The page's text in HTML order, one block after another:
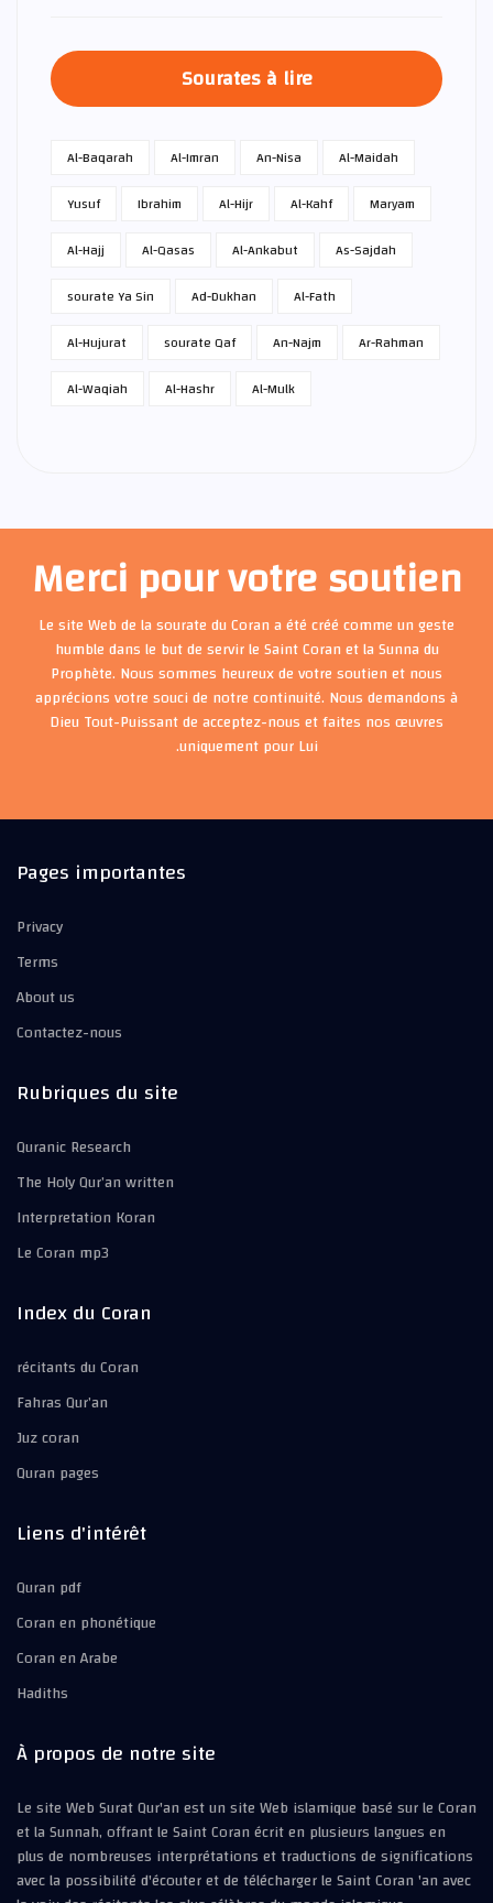
Sourates à lire
Al-Baqarah Al-Imran An-Nisa
Al-Maidah
Yusuf
Ibrahim Al-Hijr Al-Kahf
Maryam
Al-Hajj
Al-Qasas Al-Ankabut
As-Sajdah
sourate Ya Sin
Ad-Dukhan
Al-Fath
Al-Hujurat
sourate Qaf An-Najm
Ar-Rahman
Al-Waqiah
Al-Hashr Al-Mulk
Merci pour votre soutien
Le site Web de la sourate du Coran a été créé comme un geste
humble dans le but de servir le Saint Coran et la Sunna du
Prophète. Nous sommes heureux de votre soutien et nous
apprécions votre souci de notre continuité. Nous demandons à
Dieu Tout-Puissant de acceptez-nous et faites nos œuvres
uniquement pour Lui.
Pages importantes
Privacy
Terms
About us
Contactez-nous
Rubriques du site
Quranic Research
The Holy Qur’an written
Interpretation Koran
Le Coran mp3
Index du Coran
récitants du Coran
Fahras Qur’an
Juz coran
Quran pages
Liens d'intérêt
Quran pdf
Coran en phonétique
Coran en Arabe
Hadiths
À propos de notre site
Le site Web Surat Qur'an est un site Web islamique basé sur le Coran
et la Sunnah, offrant le Saint Coran écrit en plusieurs langues en
plus de nombreuses interprétations et traductions de significations
avec la possibilité d'écouter et de télécharger le Saint Coran 'an avec